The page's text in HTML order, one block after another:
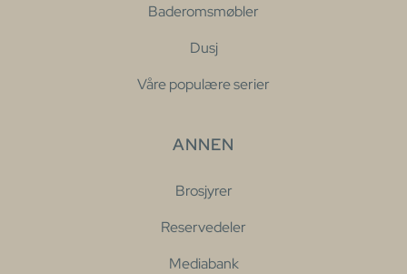
Baderomsmøbler
Dusj
Våre populære serier
ANNEN
Brosjyrer
Reservedeler
Mediabank